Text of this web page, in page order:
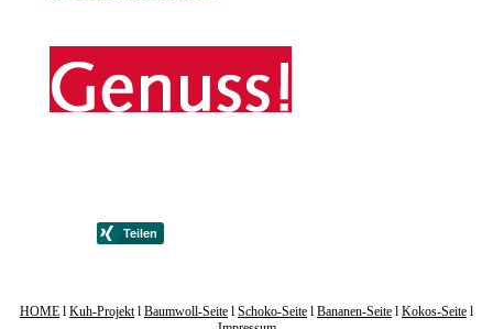
HOME l Kuh-Projektl Baumwoll-Seite l Schoko-Seite l Bananen-Seite l Kokos-Seite l